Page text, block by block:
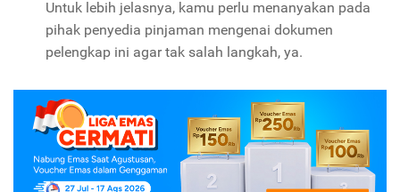
Untuk lebih jelasnya, kamu perlu menanyakan pada
pihak penyedia pinjaman mengenai dokumen
pelengkap ini agar tak salah langkah, ya.